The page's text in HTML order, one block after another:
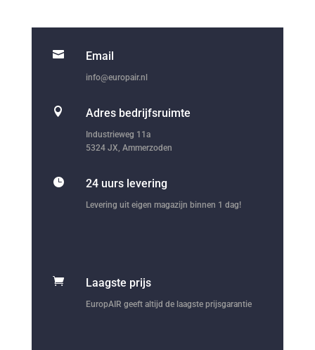
 Email
info@europair.nl
 Adres bedrijfsruimte
Industrieweg 11a
5324 JX, Ammerzoden
 24 uurs levering
Levering uit eigen magazijn binnen 1 dag!
 Laagste prijs
EuropAIR geeft altijd de laagste prijsgarantie